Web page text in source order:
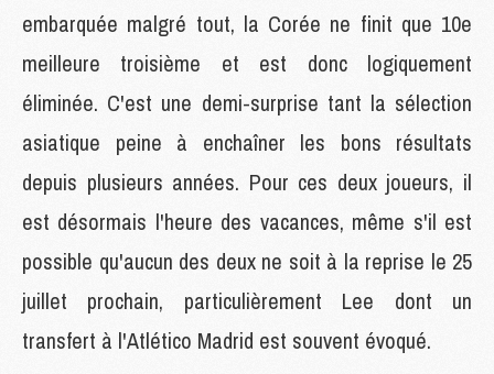
embarquée malgré tout, la Corée ne finit que 10e
meilleure troisième et est donc logiquement
éliminée. C'est une demi-surprise tant la sélection
asiatique peine à enchaîner les bons résultats
depuis plusieurs années. Pour ces deux joueurs, il
est désormais l'heure des vacances, même s'il est
possible qu'aucun des deux ne soit à la reprise le 25
juillet prochain, particulièrement Lee dont un
transfert à l'Atlético Madrid est souvent évoqué.